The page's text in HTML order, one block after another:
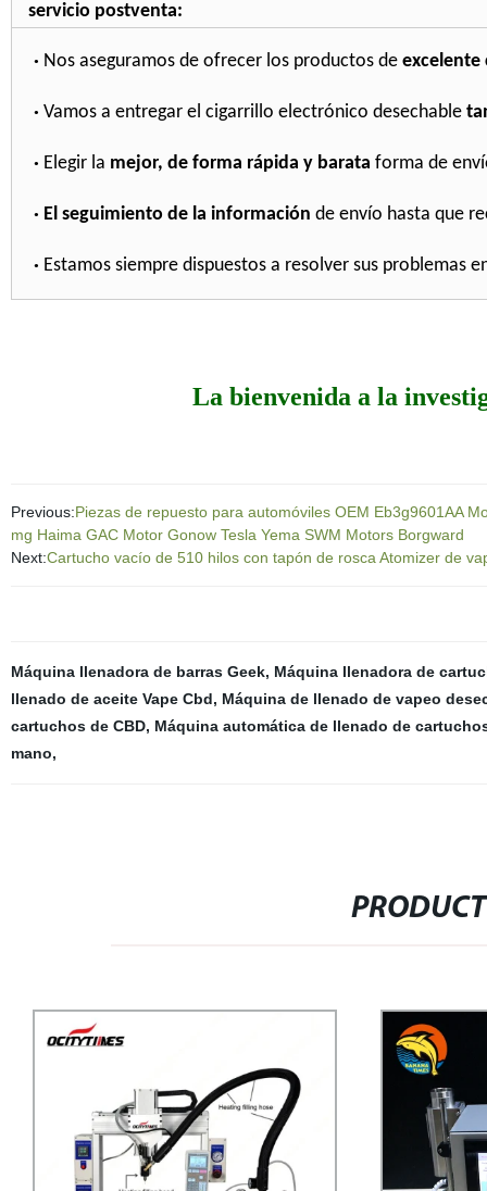
servicio postventa:
· Nos aseguramos de ofrecer los productos deexcelente
· Vamos a entregar el cigarrillo electrónico desechable
· Elegir la mejor, de forma rápida y barata forma de
· El seguimiento de la información de envío hasta que
· Estamos siempre dispuestos a resolver sus problemas
La bienvenida a la
Previous:Piezas de repuesto para automóviles OEM Eb3g9601AA
mg Haima GAC Motor Gonow Tesla Yema SWM Motors Borgward
Next:Cartucho vacío de 510 hilos con tapón de rosca Atomizer de
Máquina llenadora de barras Geek, Máquina llenadora de
llenado de aceite Vape Cbd, Máquina de llenado de vapeo
cartuchos de CBD, Máquina automática de llenado de
mano,